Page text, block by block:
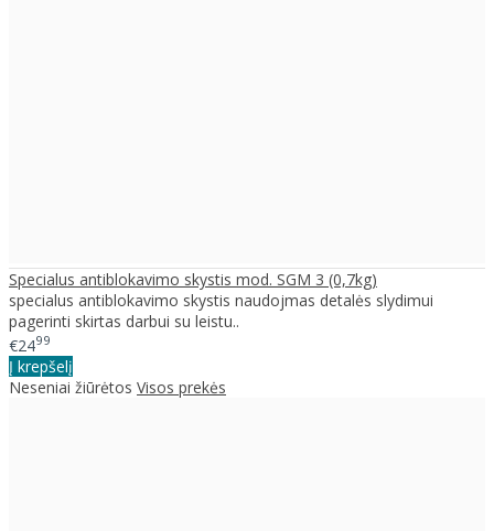
Specialus antiblokavimo skystis mod. SGM 3 (0,7kg)
specialus antiblokavimo skystis naudojmas detalės slydimui
pagerinti skirtas darbui su leistu..
€2499
Į krepšelį
Neseniai žiūrėtos Visos prekės